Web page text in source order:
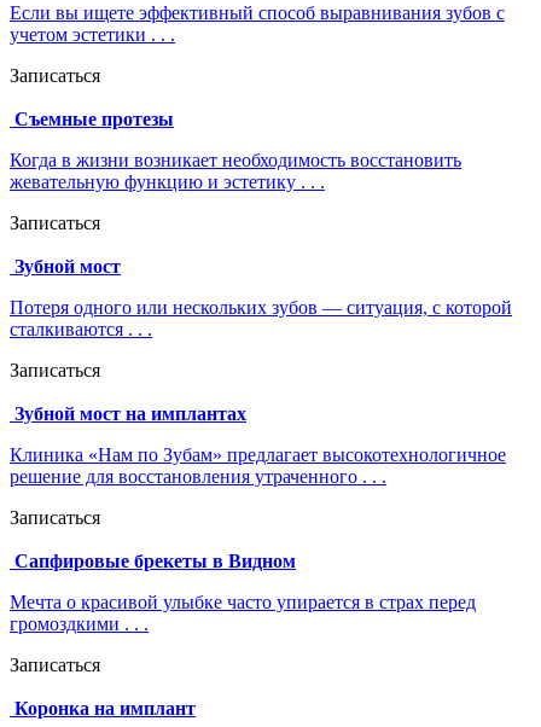
Если вы ищете эффективный способ выравнивания зубов с
учетом эстетики . . .
Записаться
Съемные протезы
Когда в жизни возникает необходимость восстановить
жевательную функцию и эстетику . . .
Записаться
Зубной мост
Потеря одного или нескольких зубов — ситуация, с которой
сталкиваются . . .
Записаться
Зубной мост на имплантах
Клиника «Нам по Зубам» предлагает высокотехнологичное
решение для восстановления утраченного . . .
Записаться
Сапфировые брекеты в Видном
Мечта о красивой улыбке часто упирается в страх перед
громоздкими . . .
Записаться
Коронка на имплант